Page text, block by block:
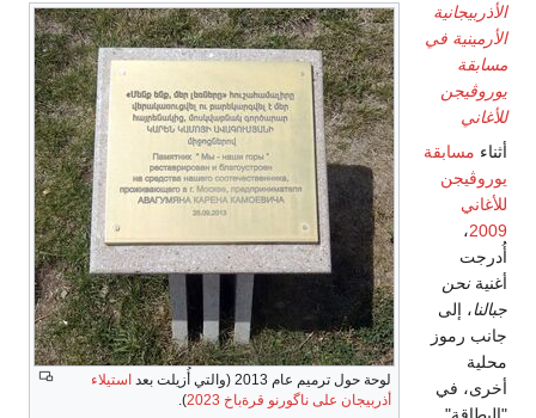
لوحة حول ترميم عام 2013 (والتي أُزيلت بعد
استيلاء
أذربيجان على ناگورنو قرةباخ 2023
).
الأذربيجانية
الأرمينية في
مسابقة
يوروڤيجن
للأغاني
أثناء مسابقة
يوروڤيجن
للأغاني
2009،
أُدرجت
أغنيةنحن
جبالنا، إلى
جانب رموز
محلية
أخرى، في